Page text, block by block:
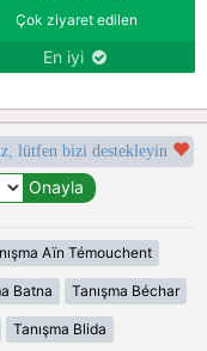
Çok ziyaret edilen
En iyi
lütfen bizi destekleyin
Aïn Témouchent
Batna Tanışma Béchar
Tanışma Blida